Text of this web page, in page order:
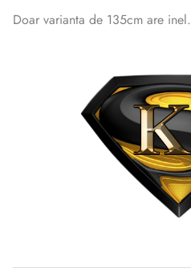
Doar varianta de 135cm are inel.